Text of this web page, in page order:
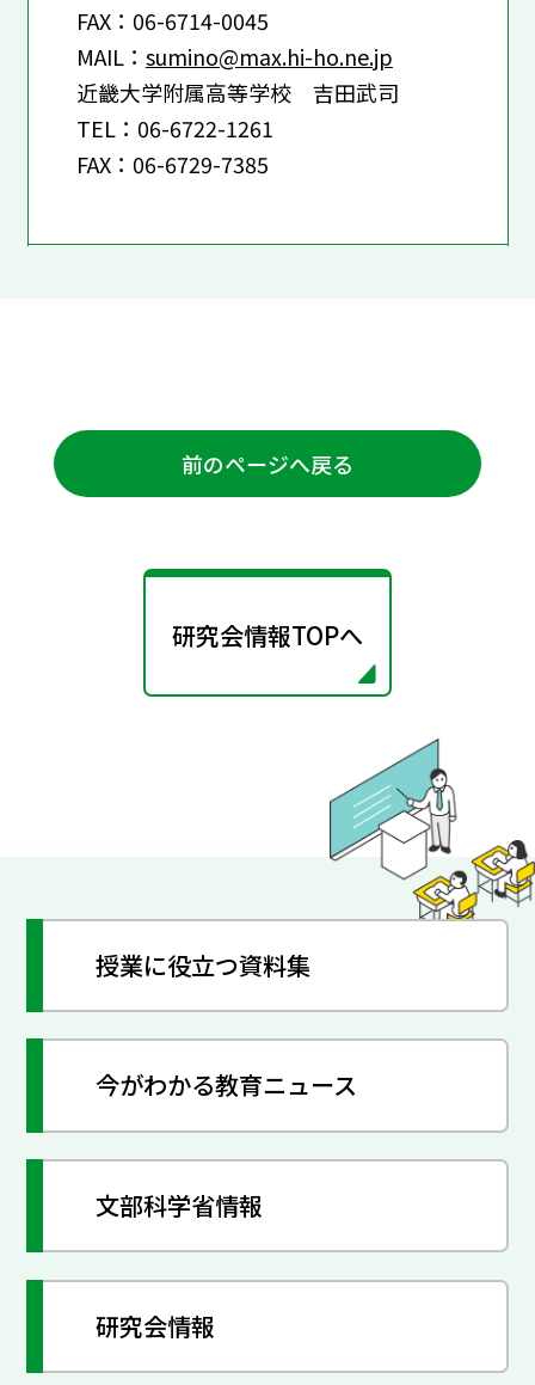
FAX：06-6714-0045
MAIL： sumino@max.hi-ho.ne.jp
近畿大学附属高等学校 吉田武司
TEL：06-6722-1261
FAX：06-6729-7385
前のページへ戻る
研究会情報TOPへ
授業に役立つ資料集
今がわかる教育ニュース
文部科学省情報
研究会情報